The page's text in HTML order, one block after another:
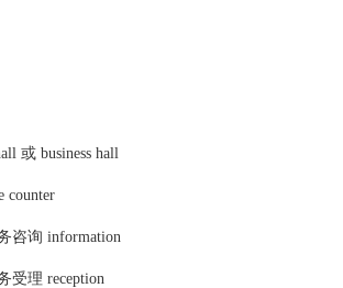
或 business hall
counter
咨询 information
受理 reception